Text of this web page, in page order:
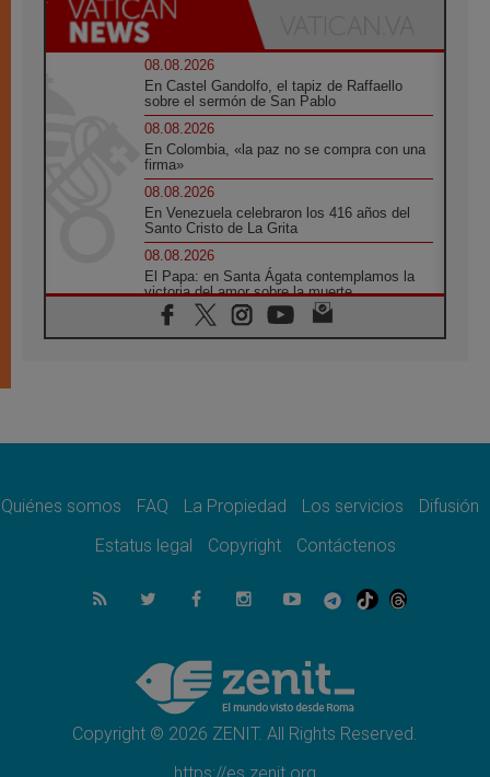
08.08.2026
En Castel Gandolfo, el tapiz de Raffaello
sobre el sermón de San Pablo
08.08.2026
En Colombia, «la paz no se compra con una
firma»
08.08.2026
En Venezuela celebraron los 416 años del
Santo Cristo de La Grita
08.08.2026
El Papa: en Santa Ágata contemplamos la
victoria del amor sobre la muerte
08.08.2026
León XIV visitará el Santuario de la Madre
07.08.2026
07.08.2026
el compromiso del cristiano"
La matanza de niños en Gaza no cesa: 300
muertos en 300 días
Tagle: La guerra desfigura el mundo, solo la
revelación de Dios lo transfigura
Quiénes somos FAQ La Propiedad Los servicios
Difusión
Estatus legal
Copyright Contáctenos
Copyright © 2026 ZENIT. All Rights Reserved.
https://es.zenit.org